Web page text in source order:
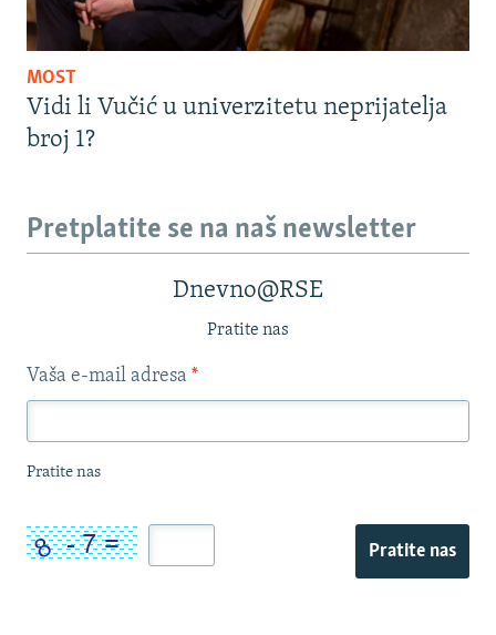
MOST
Vidi li Vučić u univerzitetu neprijatelja
broj 1?
Pretplatite se na naš newsletter
Dnevno@RSE
Pratite nas
Vaša e-mail adresa *
Pratite nas
Pratite nas